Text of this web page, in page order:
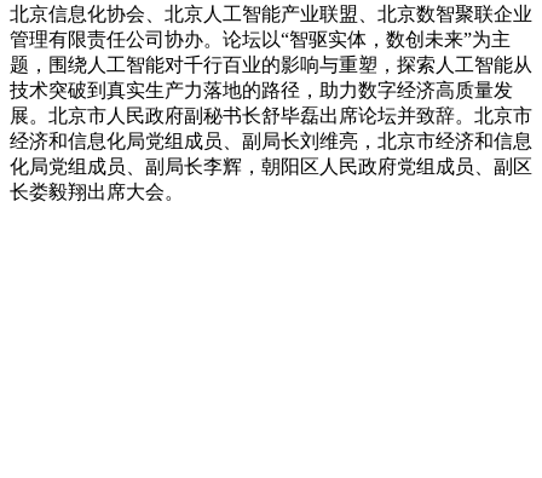
北京信息化协会、北京人工智能产业联盟、北京数智聚联企业
管理有限责任公司协办。论坛以“智驱实体，数创未来”为主
题，围绕人工智能对千行百业的影响与重塑，探索人工智能从
技术突破到真实生产力落地的路径，助力数字经济高质量发
展。北京市人民政府副秘书长舒毕磊出席论坛并致辞。北京市
经济和信息化局党组成员、副局长刘维亮，北京市经济和信息
化局党组成员、副局长李辉，朝阳区人民政府党组成员、副区
长娄毅翔出席大会。